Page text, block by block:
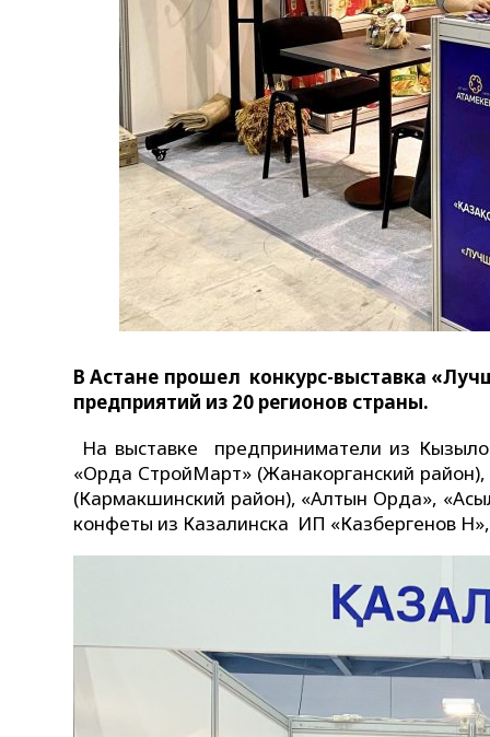
В Астане прошел конкурс-выставка
предприятий из 20 регионов страны.
На выставке предприниматели из
«Орда СтройМарт» (Жанакорганский
(Кармакшинский район), «Алтын Орда»,
конфеты из Казалинска ИП «Казбергенов Н»,